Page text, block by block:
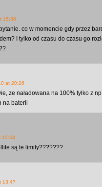
15:38
co w momencie gdy przez
I tylko od czasu do czasu go
at 20:26
ze naładowana na 100% tylko z
na baterii
15:53
są te limity???????
13:47